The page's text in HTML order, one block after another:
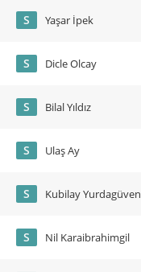
S Yaşar İpek
S Dicle Olcay
S Bilal Yıldız
S Ulaş Ay
S Kubilay Yurdagüven
S Nil Karaibrahimgil